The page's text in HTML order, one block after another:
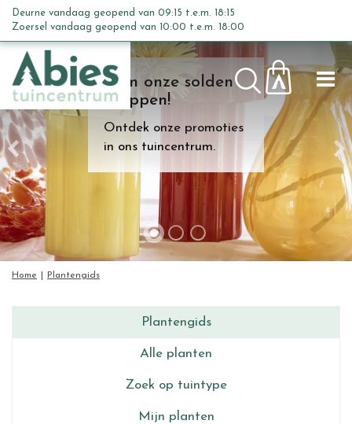
n
c
o
n
t
e
n
t
Kom onze solden
shoppen!
Ontdek onze promoties
in ons tuincentrum.
Home Plantengids
Deurne vandaag geopend van 09:15 t.e.m. 18:15
Zoersel vandaag geopend van 10:00 t.e.m. 18:00
Plantengids
Alle planten
Zoek op tuintype
Mijn planten